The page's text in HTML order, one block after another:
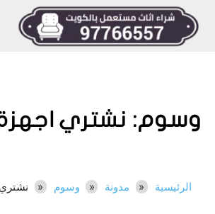
وسوم: نشتري
الرئيسية مدونة وسوم